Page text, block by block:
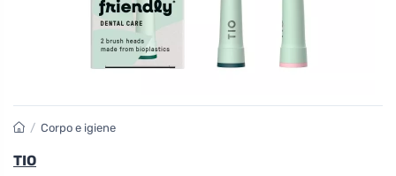
/ Corpo e igiene
TIO